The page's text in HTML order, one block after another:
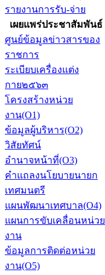
รายงานการรับ-จ่าย
เผยแพร่ประชาสัมพันธ์
ศูนย์ข้อมูลข่าวสารของ
ราชการ
ระเบียบเครื่องแต่ง
กาย๒๕๖๓
โครงสร้างหน่วย
งาน(O1)
ข้อมูลผู้บริหาร(O2)
วิสัยทัศน์
อำนาจหน้าที่(O3)
คำแถลงนโยบายนายก
เทศมนตรี
แผนพัฒนาเทศบาล(O4)
แผนการขับเคลื่อนหน่วย
งาน
ข้อมูลการติดต่อหน่วย
งาน(O5)